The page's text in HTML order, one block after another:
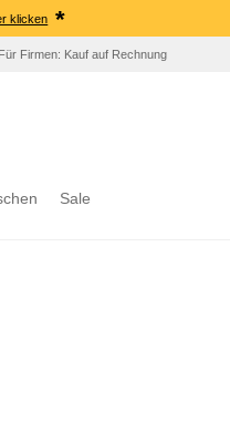
klicken *
Für Firmen: Kauf auf Rechnung
Sale